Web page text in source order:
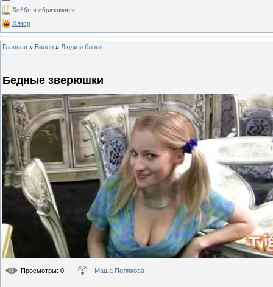
Хобби и образование
Юмор
Главная » Видео » Люди и блоги
Бедные зверюшки
Просмотры: 0 Маша Полякова